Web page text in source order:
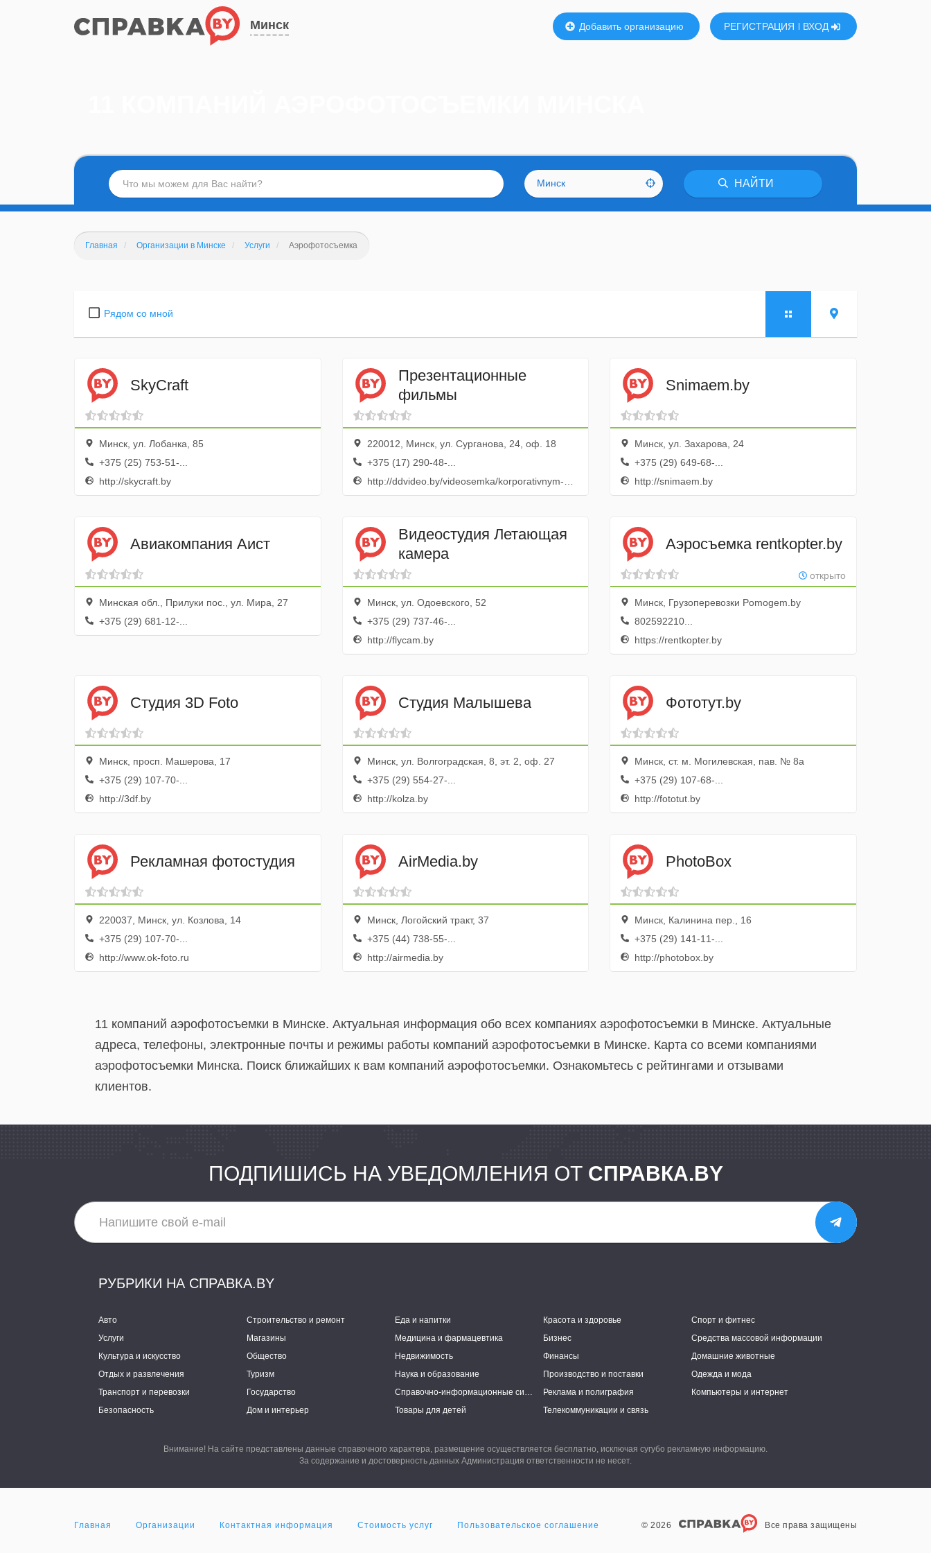
Минск Добавить организацию РЕГИСТРАЦИЯ ВХОД
Минск НАЙТИ
Главная Организации в Минске Услуги Аэрофотосъемка
Рядом со мной
SkyCraft
Минск, ул. Лобанка, 85
+375 (25) 753-51-...
http://skycraft.by
Презентационные
фильмы
220012, Минск, ул. Сурганова, 24, оф. 18
+375 (17) 290-48-...
http://ddvideo.by/videosemka/korporativnym-klientam/prezentatsionnyy-film/
Snimaem.by
Минск, ул. Захарова, 24
+375 (29) 649-68-...
http://snimaem.by
Авиакомпания Аист
Минская обл., Прилуки пос., ул. Мира, 27
+375 (29) 681-12-...
Видеостудия Летающая
камера
Минск, ул. Одоевского, 52
+375 (29) 737-46-...
http://flycam.by
Аэросъемка rentkopter.by
открыто
Минск, Грузоперевозки Pomogem.by
802592210...
https://rentkopter.by
Студия 3D Foto
Минск, просп. Машерова, 17
+375 (29) 107-70-...
http://3df.by
Студия Малышева
Минск, ул. Волгоградская, 8, эт. 2, оф. 27
+375 (29) 554-27-...
http://kolza.by
Фототут.by
Минск, ст. м. Могилевская, пав. № 8а
+375 (29) 107-68-...
http://fototut.by
Рекламная фотостудия
220037, Минск, ул. Козлова, 14
+375 (29) 107-70-...
http://www.ok-foto.ru
AirMedia.by
Минск, Логойский тракт, 37
+375 (44) 738-55-...
http://airmedia.by
PhotoBox
Минск, Калинина пер., 16
+375 (29) 141-11-...
http://photobox.by
11 компаний аэрофотосъемки в Минске. Актуальная информация обо всех компаниях аэрофотосъемки в Минске. Актуальные
адреса, телефоны, электронные почты и режимы работы компаний аэрофотосъемки в Минске. Карта со всеми компаниями
аэрофотосъемки Минска. Поиск ближайших к вам компаний аэрофотосъемки. Ознакомьтесь с рейтингами и отзывами
клиентов.
ПОДПИШИСЬ НА УВЕДОМЛЕНИЯ ОТ СПРАВКА.BY
РУБРИКИ НА СПРАВКА.BY
Авто Строительство и ремонт Еда и напитки Красота и здоровье
Спорт и фитнес
Услуги
Магазины Медицина и фармацевтика Бизнес
Средства массовой информации
Культура и искусство
Общество Недвижимость Финансы
Домашние животные
Отдых и развлечения
Туризм Наука и образование Производство и поставки
Одежда и мода
Транспорт и перевозки
Государство Справочно-информационные системы Реклама и полиграфия
Компьютеры и интернет
Безопасность
Дом и интерьер Товары для детей Телекоммуникации и связь
Внимание! На сайте представлены данные справочного характера, размещение осуществляется бесплатно, исключая сугубо рекламную информацию.
За содержание и достоверность данных Администрация ответственности не несет.
Главная Организации Контактная информация Стоимость услуг Пользовательское соглашение © 2026 Все права защищены